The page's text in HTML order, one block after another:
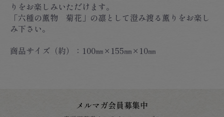
りをお楽しみいただけます。
「六種の薫物 菊花」の凛として澄み渡る薫りをお楽し
み下さい。
商品サイズ（約）：100㎜×155㎜×10㎜
メルマガ会員募集中